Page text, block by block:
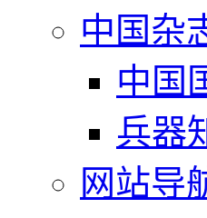
中国杂
中国
兵器
网站导